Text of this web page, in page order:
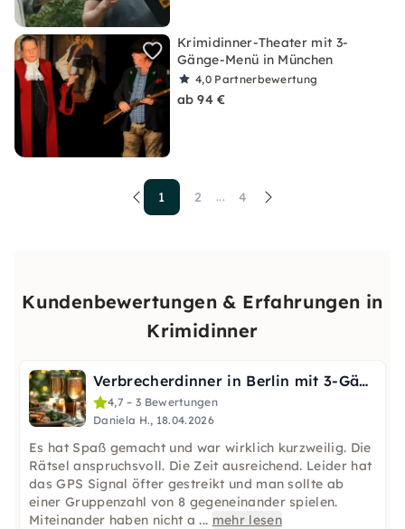
Krimidinner-Theater mit 3-
Gänge-Menü in München
4,0 Partnerbewertung
ab 94 €
1 2 ... 4
Kundenbewertungen & Erfahrungen in
Krimidinner
Verbrecherdinner in Berlin mit 3-Gänge-Menü
4,7 – 3 Bewertungen
Daniela H., 18.04.2026
Es hat Spaß gemacht und war wirklich kurzweilig. Die
Rätsel anspruchsvoll. Die Zeit ausreichend. Leider hat
das GPS Signal öfter gestreikt und man sollte ab
einer Gruppenzahl von 8 gegeneinander spielen.
Miteinander haben nicht a ... mehr lesen